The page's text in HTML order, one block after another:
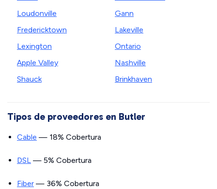
Loudonville
Fredericktown
Lexington
Apple Valley
Shauck
Gann
Lakeville
Ontario
Nashville
Brinkhaven
Tipos de proveedores en Butler
Cable — 18% Cobertura
DSL — 5% Cobertura
Fiber — 36% Cobertura